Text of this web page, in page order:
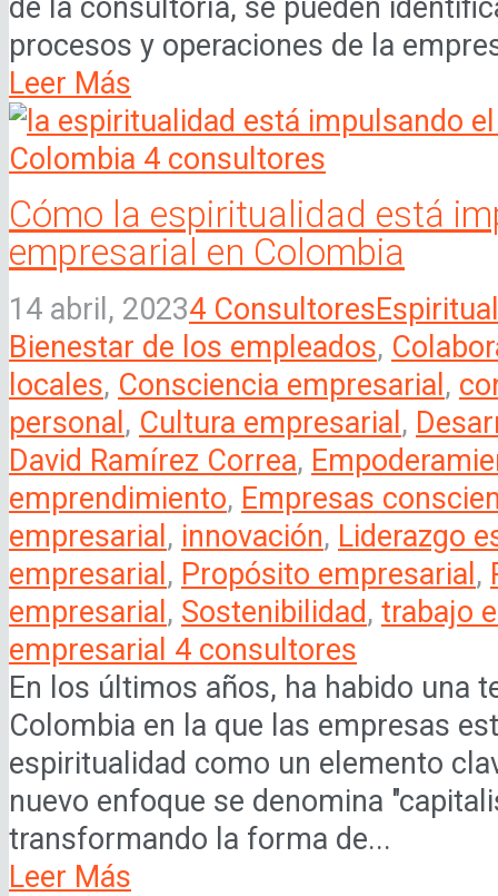
de la consultoría, se pueden
procesos y operaciones de la
Leer Más
Cómo la espiritualidad está
empresarial en Colombia
14 abril, 20234 ConsultoresEspiritual
Bienestar de los empleados,
locales, Consciencia empresarial ,
personal , Cultura empresarial ,
David Ramírez Correa,
emprendimiento, Empresas
empresarial , innovación, Liderazgo
empresarial , Propósito empresarial ,
empresarial , Sostenibilidad, trabajo
empresarial 4 consultores
En los últimos años, ha habido una
Colombia en la que las empresas
espiritualidad como un elemento
nuevo enfoque se denomina
transformando la forma de...
Leer Más